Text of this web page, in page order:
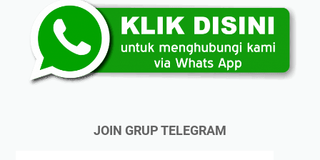
JOIN GRUP TELEGRAM